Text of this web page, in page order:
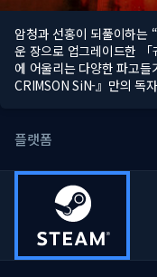
암청과 선홍이 되풀이하
운 장으로 업그레이드한
에 어울리는 다양한 파고
CRIMSON SiN-』만의 독
플랫폼